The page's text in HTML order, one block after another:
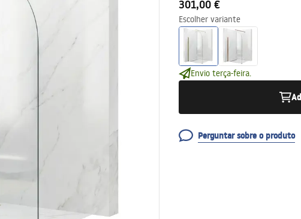
301,00 €
Escolher variante
Envio terça-feira.
Perguntar sobre o produto